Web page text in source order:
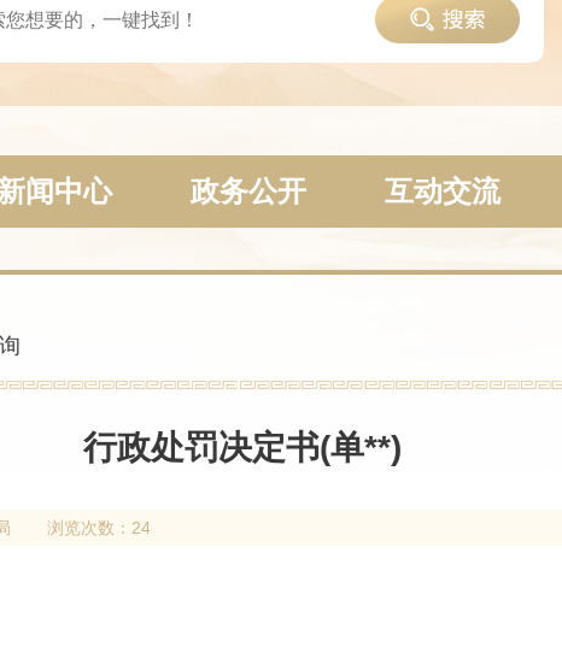
闻中心 政务公开 互动交流
行政处罚决定书(单**)
浏览次数：24